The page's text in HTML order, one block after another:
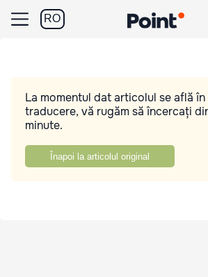
RO
La momentul dat articolul se află
traducere, vă rugăm să încercați
minute.
Înapoi la articolul original